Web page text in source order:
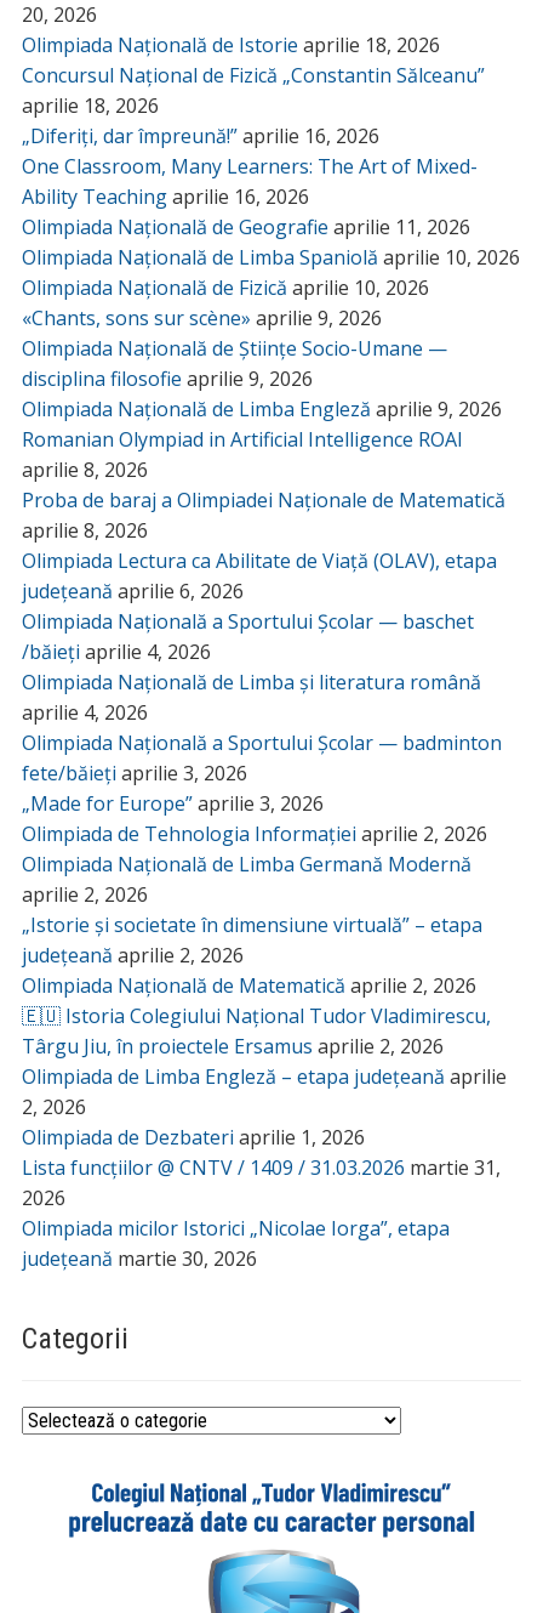
20, 2026
Olimpiada Națională de Istorie aprilie 18, 2026
Concursul Național de Fizică „Constantin Sălceanu”
aprilie 18, 2026
„Diferiți, dar împreună!”aprilie 16, 2026
One Classroom, Many Learners: The Art of Mixed-
Ability Teachingaprilie 16, 2026
Olimpiada Națională de Geografie aprilie 11, 2026
Olimpiada Națională de Limba Spaniolă aprilie 10, 2026
Olimpiada Națională de Fizică aprilie 10, 2026
«Chants, sons sur scène» aprilie 9, 2026
Olimpiada Națională de Științe Socio-Umane —
disciplina filosofie aprilie 9, 2026
Olimpiada Națională de Limba Engleză aprilie 9, 2026
Romanian Olympiad in Artificial Intelligence ROAI
aprilie 8, 2026
Proba de baraj a Olimpiadei Naționale de Matematică
aprilie 8, 2026
Olimpiada Lectura ca Abilitate de Viață (OLAV), etapa
județeană aprilie 6, 2026
Olimpiada Națională a Sportului Școlar — baschet
/băieți aprilie 4, 2026
Olimpiada Națională de Limba și literatura română
aprilie 4, 2026
Olimpiada Națională a Sportului Școlar — badminton
fete/băieți aprilie 3, 2026
„Made for Europe”aprilie 3, 2026
Olimpiada de Tehnologia Informației aprilie 2, 2026
Olimpiada Națională de Limba Germană Modernă
aprilie 2, 2026
„Istorie și societate în dimensiune virtuală” – etapa
județeană aprilie 2, 2026
Olimpiada Națională de Matematică aprilie 2, 2026
🇪🇺 Istoria Colegiului Național Tudor Vladimirescu,
Târgu Jiu, în proiectele Ersamus aprilie 2, 2026
Olimpiada de Limba Engleză – etapa județeană aprilie
2, 2026
Olimpiada de Dezbateri aprilie 1, 2026
Lista funcțiilor @ CNTV / 1409 / 31.03.2026 martie 31,
2026
Olimpiada micilor Istorici „Nicolae Iorga”, etapa
județeană martie 30, 2026
Categorii
Categorii